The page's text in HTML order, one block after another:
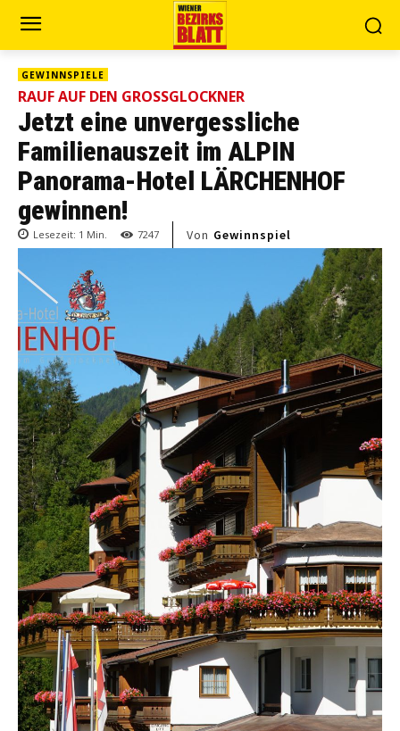
GEWINNSPIELE
RAUF AUF DEN GROSSGLOCKNER
Jetzt eine unvergessliche
Familienauszeit im ALPIN
Panorama-Hotel LÄRCHENHOF
gewinnen!
Lesezeit: 1 Min. 7247 Von Gewinnspiel